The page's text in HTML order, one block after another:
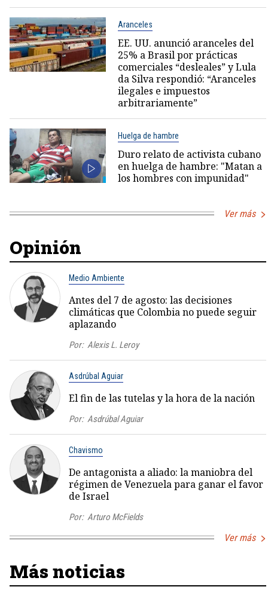
Aranceles
EE. UU. anunció aranceles del
25% a Brasil por prácticas
comerciales “desleales” y Lula
da Silva respondió: “Aranceles
ilegales e impuestos
arbitrariamente”
Huelga de hambre
Duro relato de activista cubano
en huelga de hambre: "Matan a
los hombres con impunidad"
Ver más
Opinión
Medio Ambiente
Antes del 7 de agosto: las decisiones
climáticas que Colombia no puede seguir
aplazando
Por: Alexis L. Leroy
Asdrúbal Aguiar
El fin de las tutelas y la hora de la nación
Por: Asdrúbal Aguiar
Chavismo
De antagonista a aliado: la maniobra del
régimen de Venezuela para ganar el favor
de Israel
Por: Arturo McFields
Ver más
Más noticias